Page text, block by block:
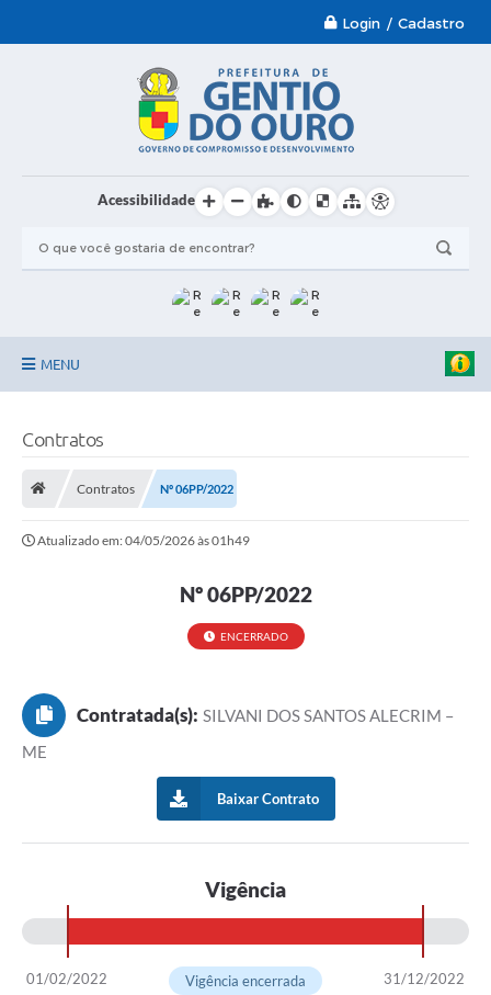
Login / Cadastro
Acessibilidade
MENU
Serviços Online
Galeria de Vídeos
Arquivos para Download
Turismo
Projetos
Contas Públicas
Contratos
Contratos Nº 06PP/2022
Atualizado em: 04/05/2026 às 01h49
Nº 06PP/2022
ENCERRADO
Contratada(s): SILVANI DOS SANTOS ALECRIM –
ME
Baixar Contrato
Vigência
01/02/2022 31/12/2022
Vigência encerrada